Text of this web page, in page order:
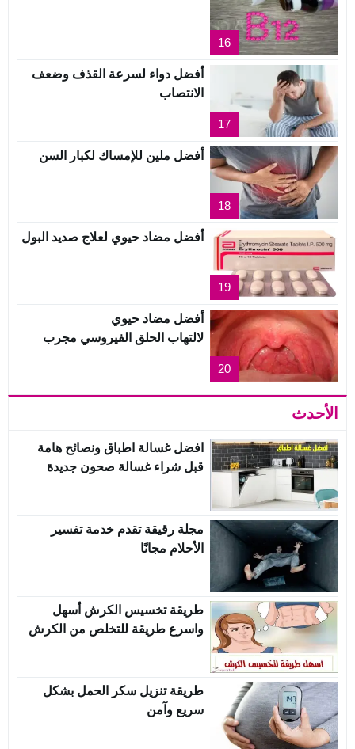
16
17
أفضل دواء لسرعة القذف وضعف
الانتصاب
18
أفضل ملين للإمساك لكبار السن
19
أفضل مضاد حيوي لعلاج صديد البول
20
أفضل مضاد حيوي
لالتهاب الحلق الفيروسي مجرب
الأحدث
افضل غسالة اطباق ونصائح هامة
قبل شراء غسالة صحون جديدة
مجلة رقيقة تقدم خدمة تفسير
الأحلام مجانًا
طريقة تخسيس الكرش أسهل
واسرع طريقة للتخلص من الكرش
طريقة تنزيل سكر الحمل بشكل
سريع وآمن